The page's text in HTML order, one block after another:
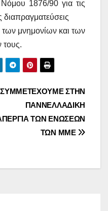
1876/90 για τις
διαπραγματεύσεις
μνημονίων και των
τους.
ΣΥΜΜΕΤΕΧΟΥΜΕ ΣΤΗΝ
ΠΑΝΝΕΛΛΑΔΙΚΗ
ΤΩΝ ΕΝΩΣΕΩΝ
ΤΩΝ ΜΜΕ